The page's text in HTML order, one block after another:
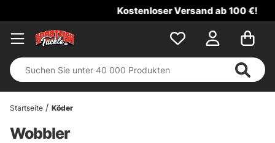
Kostenloser Versand ab 100 €!
Startseite Köder
Wobbler